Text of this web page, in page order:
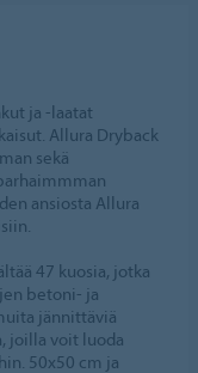
ja -laatat
Allura Dryback
sekä
ansiosta Allura
47 kuosia, jotka
betoni- ja
jännittäviä
joilla voit luoda
50x50 cm ja